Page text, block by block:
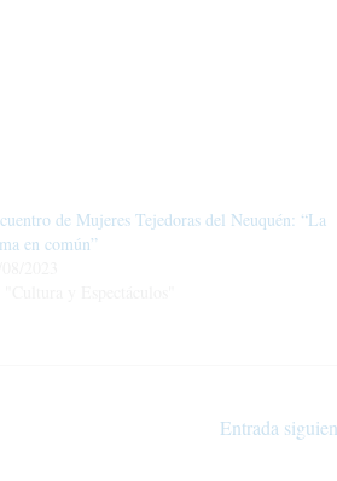
de Mujeres Tejedoras del Neuquén: “La
en común”
Entrada